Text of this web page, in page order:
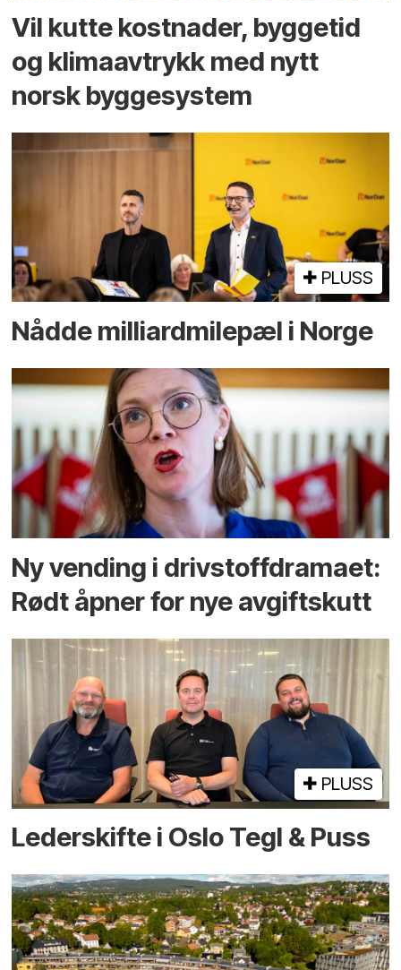
Vil kutte kostnader, byggetid
og klima­avtrykk med nytt
norsk bygge­system
PLUSS
Nådde milliard­­milepæl i Norge
Ny vending i drivstoffdramaet:
Rødt åpner for nye avgiftskutt
PLUSS
Lederskifte i Oslo Tegl & Puss